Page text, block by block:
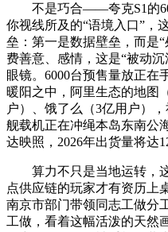
不是巧合——夸克S1的
你视线所及的“语境入口”，
垒：第一是数据壁垒，而是
费善意、感情，这是“被动
眼镜。6000台预售量放正在
暖阳之中，阿里生态的地图
户）、饿了么（3亿用户）
舰载机正在冲绳本岛东南公
达映照，2026年出货量将达
算力不只是当地运转，这
点供应链的玩家才有资历上
南京市部门带领同志工做分
工做，看着这幅活泼的天然